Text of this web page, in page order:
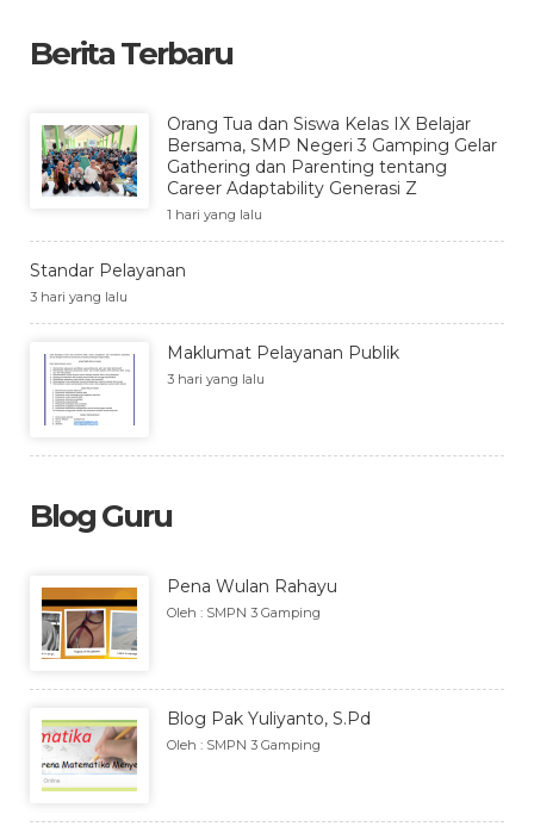
Berita Terbaru
Orang Tua dan Siswa Kelas IX Belajar
Bersama, SMP Negeri 3 Gamping Gelar
Gathering dan Parenting tentang
Career Adaptability Generasi Z
1 hari yang lalu
Standar Pelayanan
3 hari yang lalu
Maklumat Pelayanan Publik
3 hari yang lalu
Blog Guru
Pena Wulan Rahayu
Oleh : SMPN 3 Gamping
Blog Pak Yuliyanto, S.Pd
Oleh : SMPN 3 Gamping